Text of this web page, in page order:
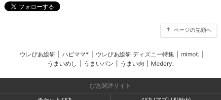
ページの先頭へ
ウレぴあ総研 ハピママ* ウレぴあ総研 ディズニー特集 mimot.
うまいめし
うまいパン うまい肉 Medery.
ぴあ関連サイト